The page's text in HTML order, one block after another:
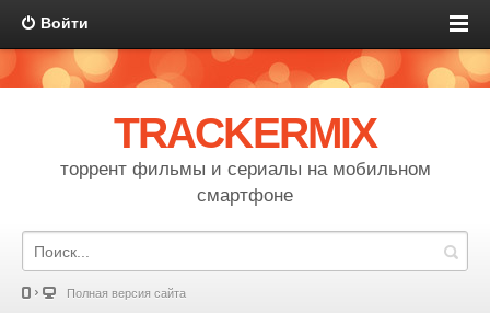
Войти
TRACKERMIX
торрент фильмы и сериалы на мобильном
смартфоне
Полная версия сайта